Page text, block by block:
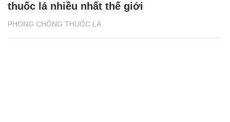
PHÒNG CHỐNG THUỐC LÁ
thuốc lá nhiều nhất thế giới